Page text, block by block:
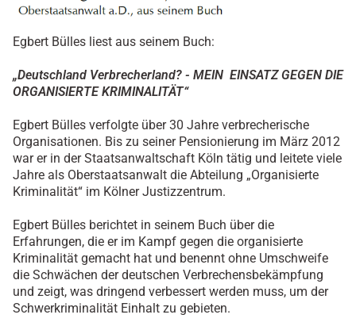
Egbert Bülles liest aus seinem Buch:
„Deutschland Verbrecherland? - MEIN EINSATZ GEGEN DIE
ORGANISIERTE KRIMINALITÄT“
Egbert Bülles verfolgte über 30 Jahre verbrecherische
Organisationen. Bis zu seiner Pensionierung im März 2012
war er in der Staatsanwaltschaft Köln tätig und leitete viele
Jahre als Oberstaatsanwalt die Abteilung „Organisierte
Kriminalität“ im Kölner Justizzentrum.
Egbert Bülles berichtet in seinem Buch über die
Erfahrungen, die er im Kampf gegen die organisierte
Kriminalität gemacht hat und benennt ohne Umschweife
die Schwächen der deutschen Verbrechensbekämpfung
und zeigt, was dringend verbessert werden muss, um der
Schwerkriminalität Einhalt zu gebieten.